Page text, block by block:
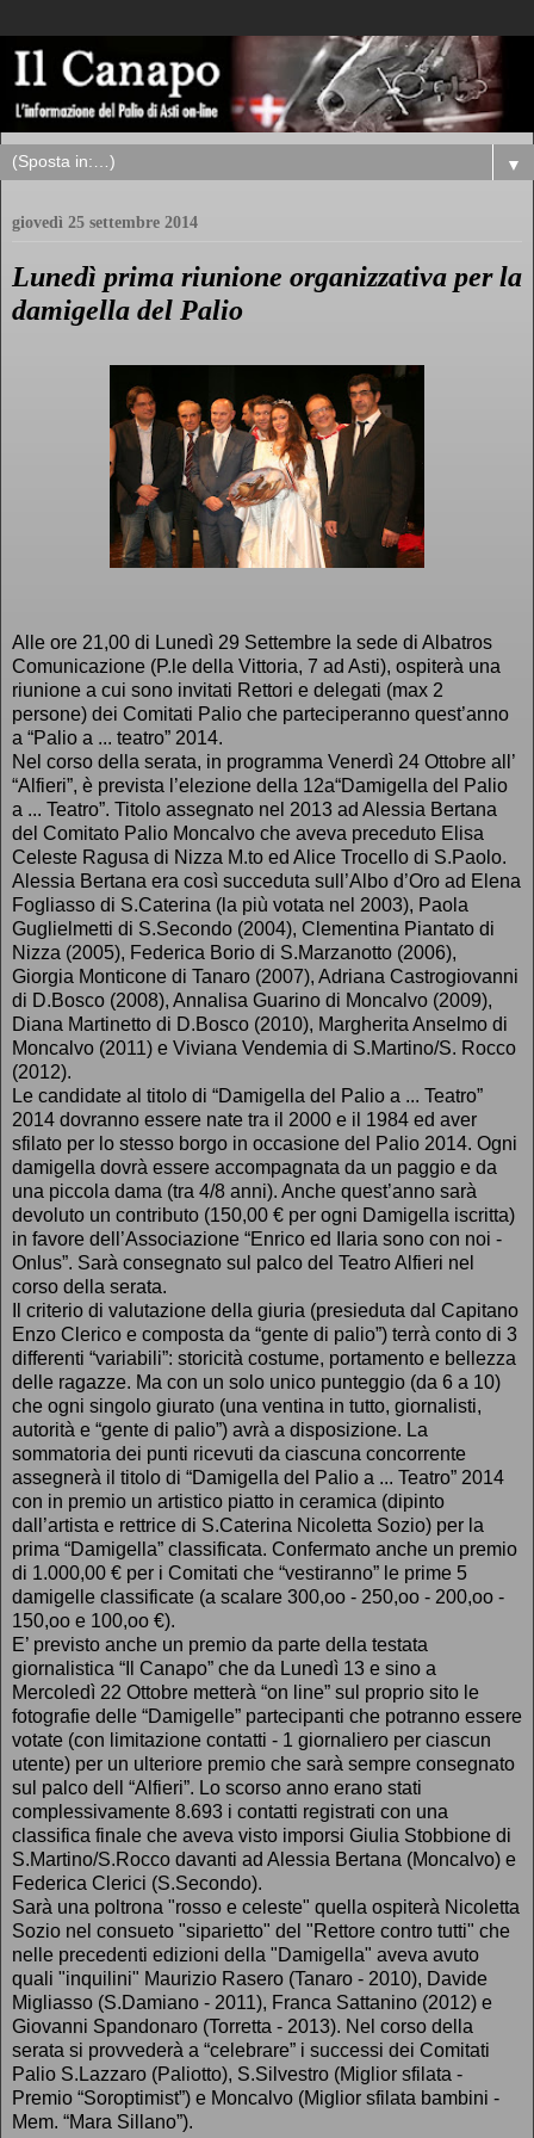
▼
giovedì 25 settembre 2014
Lunedì prima riunione organizzativa per la
damigella del Palio
Alle ore 21,00 di Lunedì 29 Settembre la sede di Albatros
Comunicazione (P.le della Vittoria, 7 ad Asti), ospiterà una
riunione a cui sono invitati Rettori e delegati (max 2
persone) dei Comitati Palio che parteciperanno quest’anno
a “Palio a ... teatro” 2014.
Nel corso della serata, in programma Venerdì 24 Ottobre all’
“Alfieri”, è prevista l’elezione della 12a“Damigella del Palio
a ... Teatro”. Titolo assegnato nel 2013 ad Alessia Bertana
del Comitato Palio Moncalvo che aveva preceduto Elisa
Celeste Ragusa di Nizza M.to ed Alice Trocello di S.Paolo.
Alessia Bertana era così succeduta sull’Albo d’Oro ad Elena
Fogliasso di S.Caterina (la più votata nel 2003), Paola
Guglielmetti di S.Secondo (2004), Clementina Piantato di
Nizza (2005), Federica Borio di S.Marzanotto (2006),
Giorgia Monticone di Tanaro (2007), Adriana Castrogiovanni
di D.Bosco (2008), Annalisa Guarino di Moncalvo (2009),
Diana Martinetto di D.Bosco (2010), Margherita Anselmo di
Moncalvo (2011) e Viviana Vendemia di S.Martino/S. Rocco
(2012).
Le candidate al titolo di “Damigella del Palio a ... Teatro”
2014 dovranno essere nate tra il 2000 e il 1984 ed aver
sfilato per lo stesso borgo in occasione del Palio 2014. Ogni
damigella dovrà essere accompagnata da un paggio e da
una piccola dama (tra 4/8 anni). Anche quest’anno sarà
devoluto un contributo (150,00 € per ogni Damigella iscritta)
in favore dell’Associazione “Enrico ed Ilaria sono con noi -
Onlus”. Sarà consegnato sul palco del Teatro Alfieri nel
corso della serata.
Il criterio di valutazione della giuria (presieduta dal Capitano
Enzo Clerico e composta da “gente di palio”) terrà conto di 3
differenti “variabili”: storicità costume, portamento e bellezza
delle ragazze. Ma con un solo unico punteggio (da 6 a 10)
che ogni singolo giurato (una ventina in tutto, giornalisti,
autorità e “gente di palio”) avrà a disposizione. La
sommatoria dei punti ricevuti da ciascuna concorrente
assegnerà il titolo di “Damigella del Palio a ... Teatro” 2014
con in premio un artistico piatto in ceramica (dipinto
dall’artista e rettrice di S.Caterina Nicoletta Sozio) per la
prima “Damigella” classificata. Confermato anche un premio
di 1.000,00 € per i Comitati che “vestiranno” le prime 5
damigelle classificate (a scalare 300,oo - 250,oo - 200,oo -
150,oo e 100,oo €).
E’ previsto anche un premio da parte della testata
giornalistica “Il Canapo” che da Lunedì 13 e sino a
Mercoledì 22 Ottobre metterà “on line” sul proprio sito le
fotografie delle “Damigelle” partecipanti che potranno essere
votate (con limitazione contatti - 1 giornaliero per ciascun
utente) per un ulteriore premio che sarà sempre consegnato
sul palco dell “Alfieri”. Lo scorso anno erano stati
complessivamente 8.693 i contatti registrati con una
classifica finale che aveva visto imporsi Giulia Stobbione di
S.Martino/S.Rocco davanti ad Alessia Bertana (Moncalvo) e
Federica Clerici (S.Secondo).
Sarà una poltrona "rosso e celeste" quella ospiterà Nicoletta
Sozio nel consueto "siparietto" del "Rettore contro tutti" che
nelle precedenti edizioni della "Damigella" aveva avuto
quali "inquilini" Maurizio Rasero (Tanaro - 2010), Davide
Migliasso (S.Damiano - 2011), Franca Sattanino (2012) e
Giovanni Spandonaro (Torretta - 2013). Nel corso della
serata si provvederà a “celebrare” i successi dei Comitati
Palio S.Lazzaro (Paliotto), S.Silvestro (Miglior sfilata -
Premio “Soroptimist”) e Moncalvo (Miglior sfilata bambini -
Mem. “Mara Sillano”).